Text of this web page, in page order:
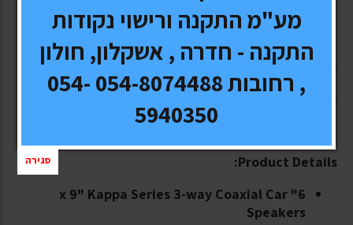
רמקולים איכותיים של חברת היוקרה אינפיניטי!!!
רמקולים ברמה גבוהה עם צליל מדהים!!!
Product Details:
6" x 9" Kappa Series 3-way Coaxial Car
Speakers
מע"מ התקנה ורישוי נקודות
התקנה - חדרה , אשקלון, חולון
, רחובות 054-8074488 054-
5940350
סגירה